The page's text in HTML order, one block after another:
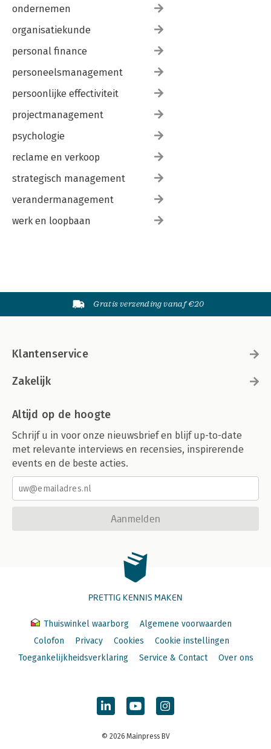
ondernemen
organisatiekunde
personal finance
personeelsmanagement
persoonlijke effectiviteit
projectmanagement
psychologie
reclame en verkoop
strategisch management
verandermanagement
werk en loopbaan
Gratis verzending vanaf €20
Klantenservice
Zakelijk
Altijd op de hoogte
Schrijf u in voor onze nieuwsbrief en blijf up-to-date
met relevante interviews en recensies, inspirerende
events en de beste acties.
Aanmelden
PRETTIG KENNIS MAKEN
Thuiswinkel waarborg
Algemene voorwaarden
Colofon
Privacy Cookies
Cookie instellingen
Toegankelijkheidsverklaring
Service & Contact Over ons
© 2026 Mainpress BV